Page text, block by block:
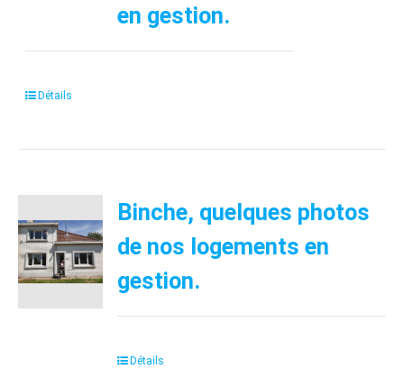
en gestion.
Détails
Binche, quelques photos
de nos logements en
gestion.
Détails